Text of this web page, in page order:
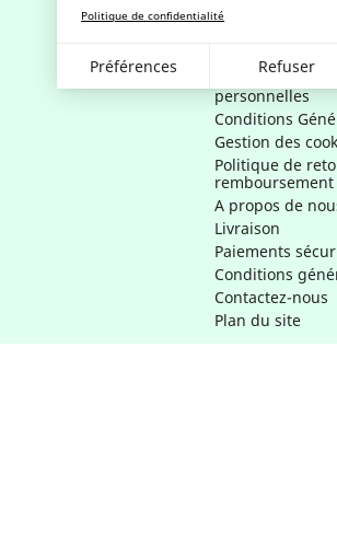
Politique de confidentialité
Préférences Refuser
Notre société
RGPD -
et d'utilisation
personnelles
Conditions
Gestion des
Politique de
remboursement
A propos de
Livraison
Paiements
Conditions
Contactez-nous
Plan du site